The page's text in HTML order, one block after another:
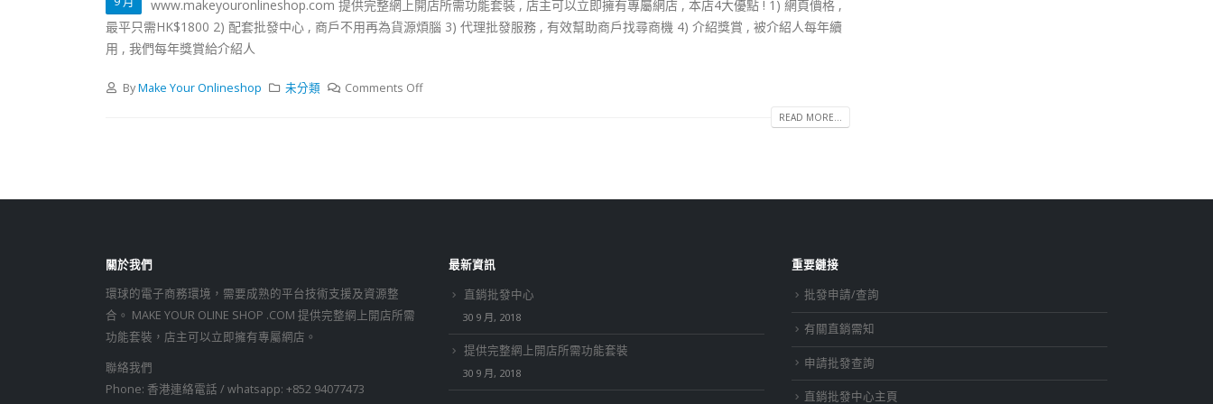
www.makeyouronlineshop.com 提供完整網上開店所需功能套裝 , 店主可以立即擁有專屬網店 , 本店4大優點 ! 1) 網頁價格 ,
最平只需HK$1800 2) 配套批發中心 , 商戶不用再為貨源煩腦 3) 代理批發服務 , 有效幫助商戶找尋商機 4) 介紹獎賞 , 被介紹人每年續
用 , 我們每年獎賞給介紹人
ByMake Your Onlineshop 未分類 Comments Off
READ MORE...
關於我們
環球的電子商務環境，需要成熟的平台技術支援及資源整
合。 MAKE YOUR OLINE SHOP .COM 提供完整網上開店所需
功能套裝，店主可以立即擁有專屬網店。
聯絡我們
Phone: 香港連絡電話 / whatsapp: +852 94077473
最新資訊
直銷批發中心
30 9 月, 2018
提供完整網上開店所需功能套裝
30 9 月, 2018
重要鏈接
批發申請/查詢
有關直銷需知
申請批發查詢
直銷批發中心主頁